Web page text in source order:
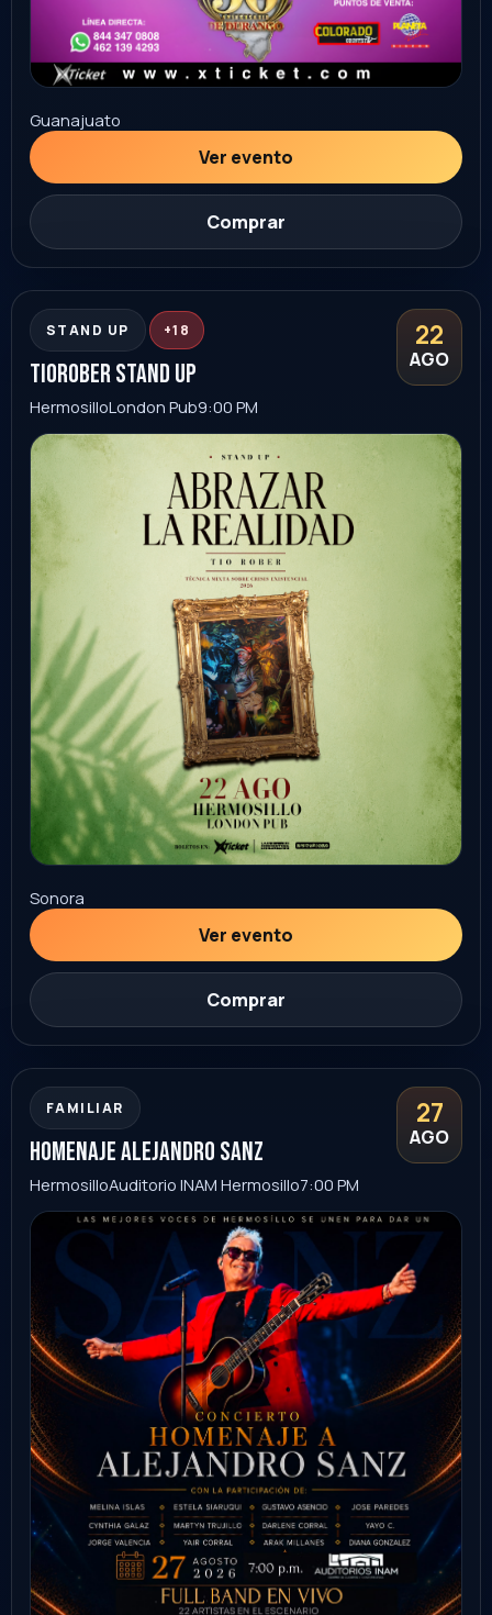
Sonora
Ver evento
Comprar
noche suprema
Hermosillo Centro de Usos Múltiples5:00 PM AGO
Sonora
Ver evento
Comprar
FAMILIAR
horoscopos de durango
HuamantlaForo Latido8:00 PM
30
AGO